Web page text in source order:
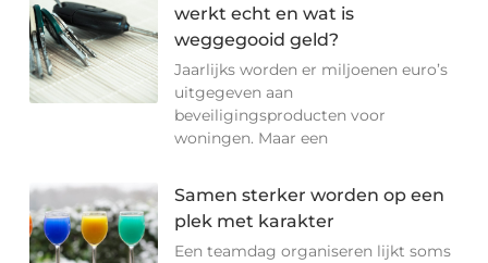
werkt echt en wat is
weggegooid geld?
Jaarlijks worden er miljoenen euro’s
uitgegeven aan
beveiligingsproducten voor
woningen. Maar een
Samen sterker worden op een
plek met karakter
Een teamdag organiseren lijkt soms